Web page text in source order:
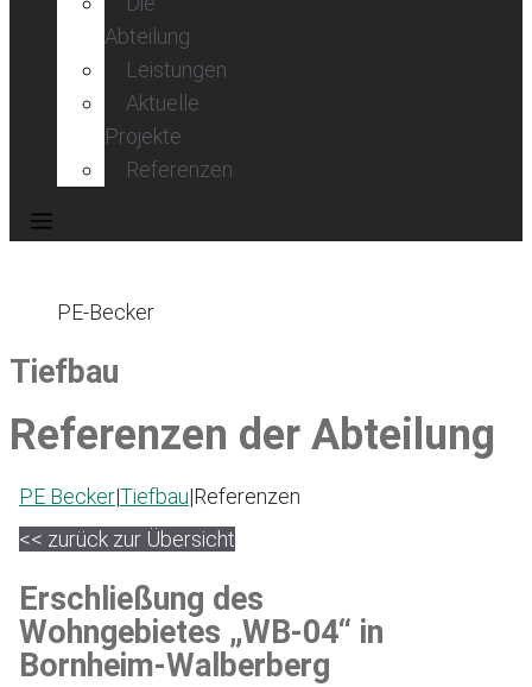
Abteilung
Leistungen
Aktuelle
Projekte
Referenzen
PE-Becker
Tiefbau
Referenzen der Abteilung
PE Becker|Tiefbau|Referenzen
<< zurück zur Übersicht
Erschließung des
Wohngebietes „WB-04“ in
Bornheim-Walberberg